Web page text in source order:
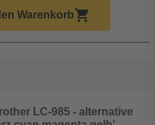
Menge
Warenkorbshopping_cart
LC-985 - alternative